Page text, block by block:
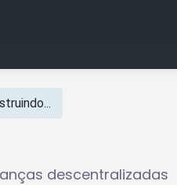
descentralizadas